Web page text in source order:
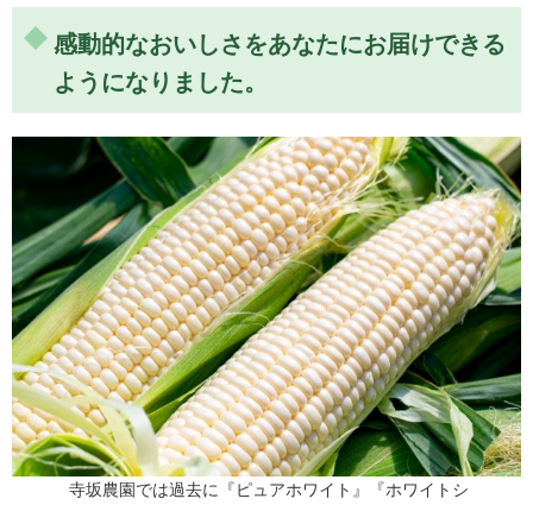
感動的なおいしさをあなたにお届けできる
ようになりました。
寺坂農園では過去に『ピュアホワイト』『ホワイトシ